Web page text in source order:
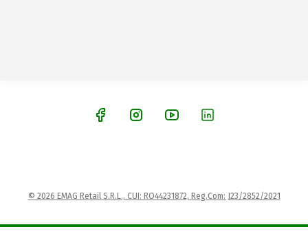
© 2026 EMAG Retail S.R.L., CUI: RO44231872, Reg.Com: J23/2852/2021